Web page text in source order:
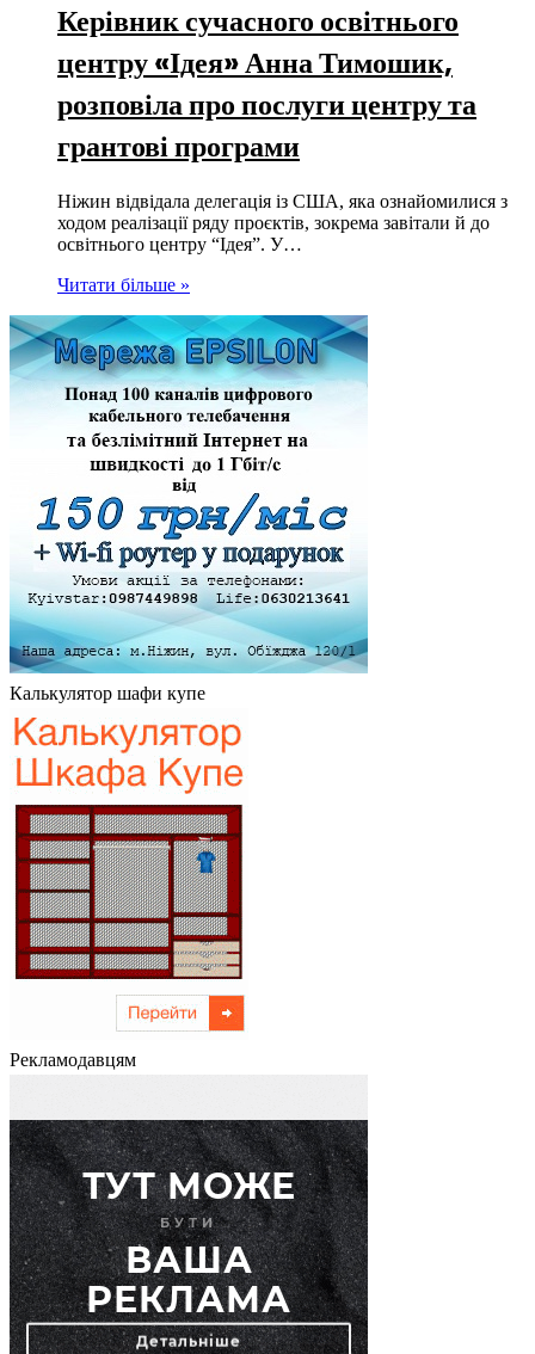
Керівник сучасного освітнього
центру «Ідея» Анна Тимошик,
розповіла про послуги центру та
грантові програми
Ніжин відвідала делегація із США, яка ознайомилися з
ходом реалізації ряду проєктів, зокрема завітали й до
освітнього центру “Ідея”. У…
Читати більше »
Калькулятор шафи купе
Рекламодавцям